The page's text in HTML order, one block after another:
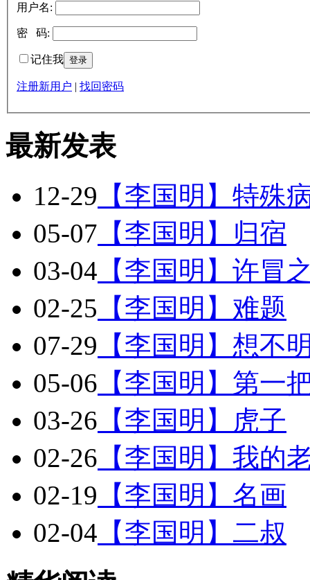
用户名:
密 码:
记住我
注册新用户 | 找回密码
最新发表
12-29 【李国明】特殊
05-07 【李国明】归宿
03-04 【李国明】许冒
02-25 【李国明】难题
07-29 【李国明】想不
05-06 【李国明】第一
03-26 【李国明】虎子
02-26 【李国明】我的
02-19 【李国明】名画
02-04 【李国明】二叔